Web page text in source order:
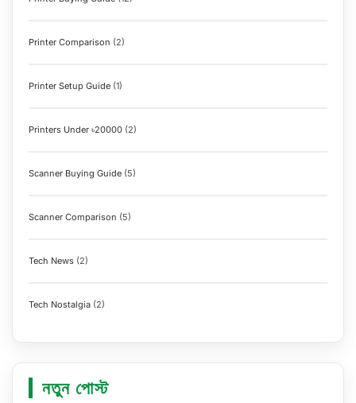
Printer Comparison (2)
Printer Setup Guide (1)
Printers Under ৳20000 (2)
Scanner Buying Guide (5)
Scanner Comparison (5)
Tech News (2)
Tech Nostalgia (2)
নতুন পোস্ট